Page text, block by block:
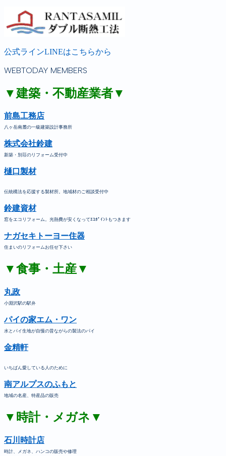
公式ラインLINEはこちらから
WEBTODAY MEMBERS
▼建築・不動産業者▼
前島工務店
八ヶ岳南麓の一級建築設計事務所
株式会社鈴建
新築・別荘のリフォーム受付中
樋口製材
伝統構法を応援する製材所。地域材のご相談受付中
鈴建資材
窓をエコリフォーム。光熱費が安くなってｴｺﾎﾟｲﾝﾄもつきます
ナガセキトーヨー住器
住まいのリフォームお任せ下さい
▼食事・土産▼
丸政
小淵沢駅の駅弁
パイの家エム・ワン
水とパイ生地が自慢の昔ながらの製法のパイ
金精軒
いちばん愛している人のために
南アルプスのふもと
地域の名産、特産品の販売
▼時計・メガネ▼
石川時計店
時計、メガネ、ハンコの販売や修理